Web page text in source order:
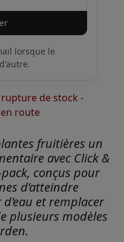
lorsque le
de stock -
route
fruitières un
avec Click &
conçus pour
d’atteindre
et remplacer
plusieurs modèles